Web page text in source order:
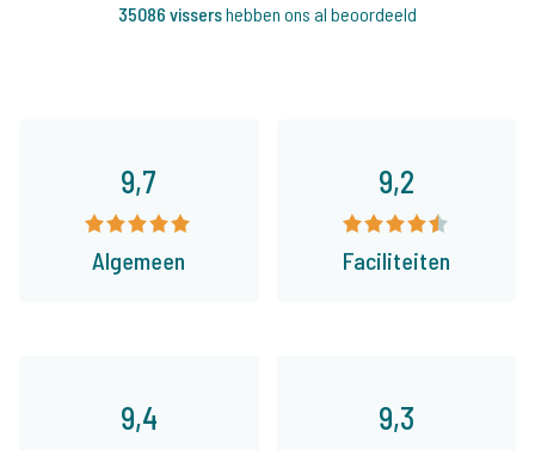
35086 vissershebben ons al beoordeeld
9,7
Algemeen
9,2
Faciliteiten
9,4 9,3